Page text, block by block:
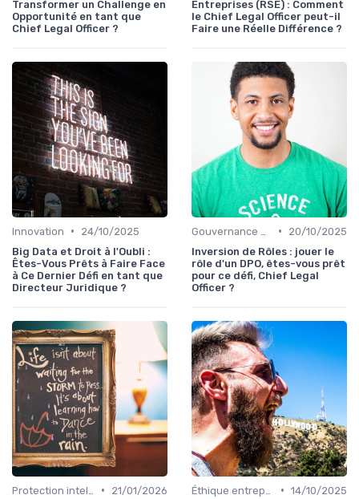
Transformer un Challenge en
Opportunité en tant que
Chief Legal Officer ?
Entreprises (RSE) : Comment
le Chief Legal Officer peut-il
Faire une Réelle Différence ?
Innovation •
24/10/2025
Big Data et Droit à l'Oubli :
Êtes-Vous Prêts à Faire Face
à Ce Dernier Défi en tant que
Directeur Juridique ?
•
20/10/2025
Inversion de Rôles : jouer le
rôle d'un DPO, êtes-vous prêt
pour ce défi, Chief Legal
Officer ?
•
21/01/2026
• 14/10/2025